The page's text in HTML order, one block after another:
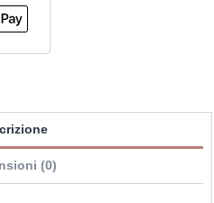
(0)